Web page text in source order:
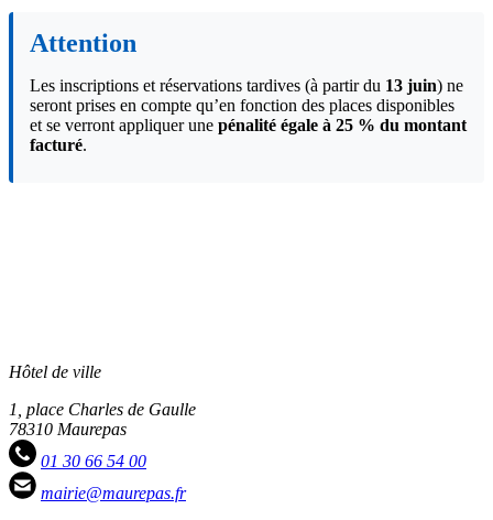
Attention
Les inscriptions et réservations tardives (à partir du 13 juin) ne
seront prises en compte qu’en fonction des places disponibles
et se verront appliquer une pénalité égale à 25 % du montant
facturé.
Hôtel de ville
1, place Charles de Gaulle
78310 Maurepas
01 30 66 54 00
mairie@maurepas.fr